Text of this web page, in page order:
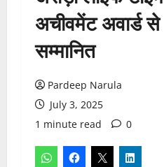
अचीवमेंट अवार्ड से
सम्मानित
Pardeep Narula
July 3, 2025
1 minute read
0